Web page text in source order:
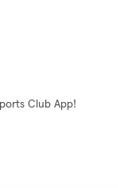
Club App!